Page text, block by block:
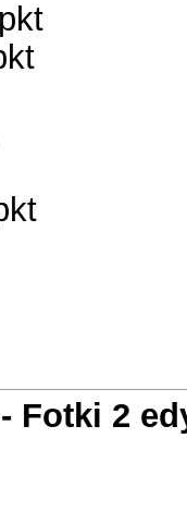
Fotki 2